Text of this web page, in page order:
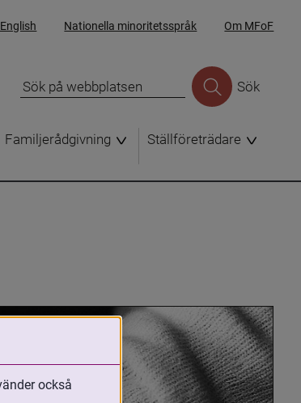
Nationella minoritetsspråk Om MFoF
Sök
Familjerådgivning Ställföreträdare
också